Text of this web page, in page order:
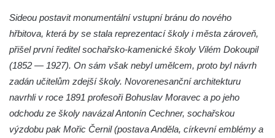
Socha Volavka v ZOO Hluboká
Flamingo trůn v ZOO Hluboká
Lysá nad Labem, barokní město Šporkovo
Socha Opičákovník v ZOO Hluboká
Socha Roháč v ZOO Hluboká
Socha Mystik v ZOO Hluboká
Sideou postavit monumentální vstupní bránu do nového
hřbitova, která by se stala reprezentací školy i města zároveň,
přišel první ředitel sochařsko-kamenické školy Vilém Dokoupil
(1852 — 1927). On sám však nebyl umělcem, proto byl návrh
zadán učitelům zdejší školy. Novorenesanční architekturu
navrhli v roce 1891 profesoři Bohuslav Moravec a po jeho
odchodu ze školy navázal Antonín Cechner, sochařskou
výzdobu pak Mořic Černil (postava Anděla, církevní emblémy a